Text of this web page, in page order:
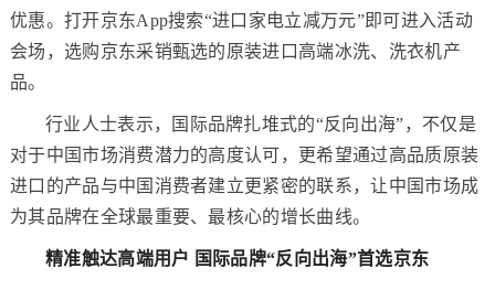
优惠。打开京东App搜索“进口家电立减万元”即可进入活动
会场，选购京东采销甄选的原装进口高端冰洗、洗衣机产
品。
行业人士表示，国际品牌扎堆式的“反向出海”，不仅是
对于中国市场消费潜力的高度认可，更希望通过高品质原装
进口的产品与中国消费者建立更紧密的联系，让中国市场成
为其品牌在全球最重要、最核心的增长曲线。
精准触达高端用户 国际品牌“反向出海”首选京东